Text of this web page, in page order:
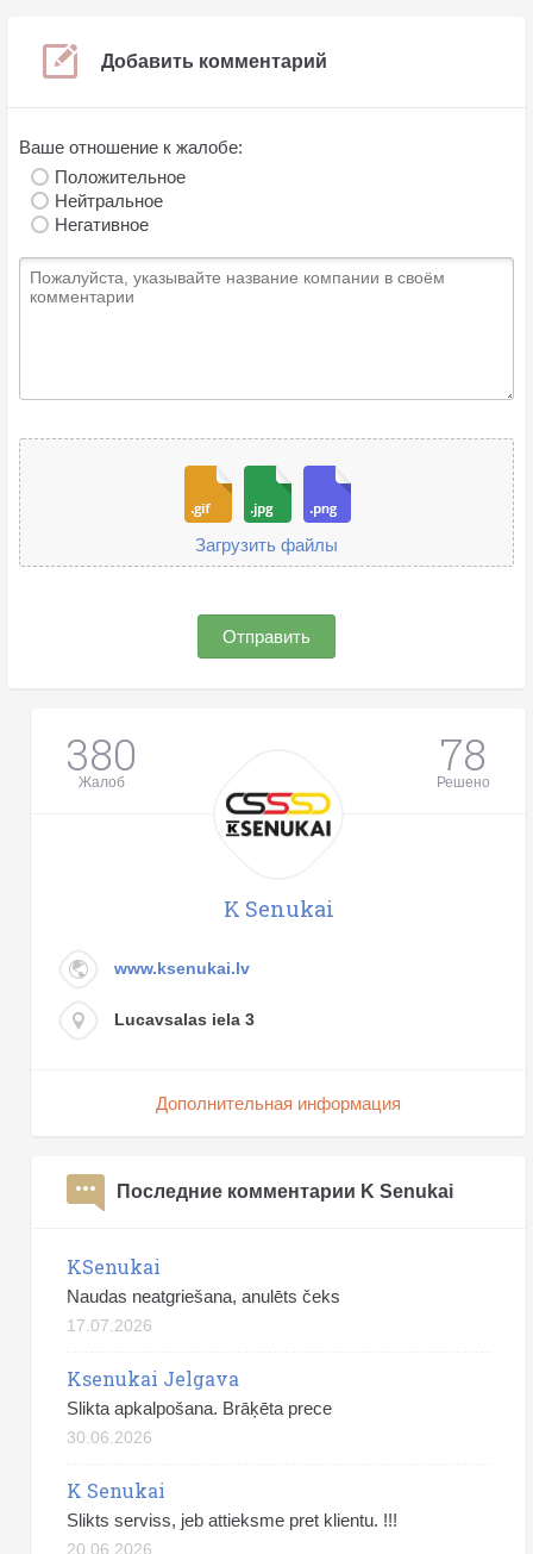
Добавить комментарий
Ваше отношение к жалобе:
Положительное
Нейтральное
Негативное
Загрузить файлы
Отправить
380
Жалоб 78
Решено
K Senukai
www.ksenukai.lv
Lucavsalas iela 3
Дополнительная информация
Последние комментарии K Senukai
KSenukai
Naudas neatgriešana, anulēts čeks
17.07.2026
Ksenukai Jelgava
Slikta apkalpošana. Brāķēta prece
30.06.2026
K Senukai
Slikts serviss, jeb attieksme pret klientu. !!!
20.06.2026